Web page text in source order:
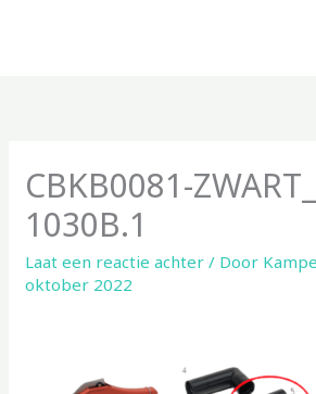
CBKB0081-
1030B.1
Laat een reactie achter / Door
oktober 2022